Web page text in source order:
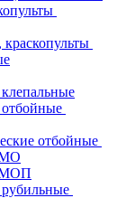
отбойные
МО
МОП